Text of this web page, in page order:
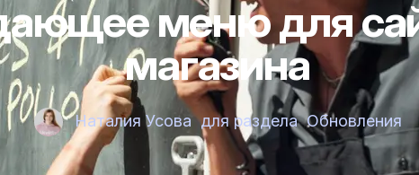
меню для
магазина
Наталия Усовадля раздела Обновления